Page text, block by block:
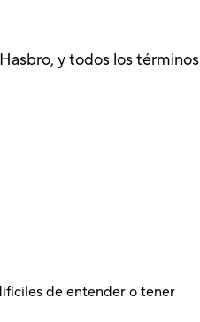
y todos los términos
de entender o tener